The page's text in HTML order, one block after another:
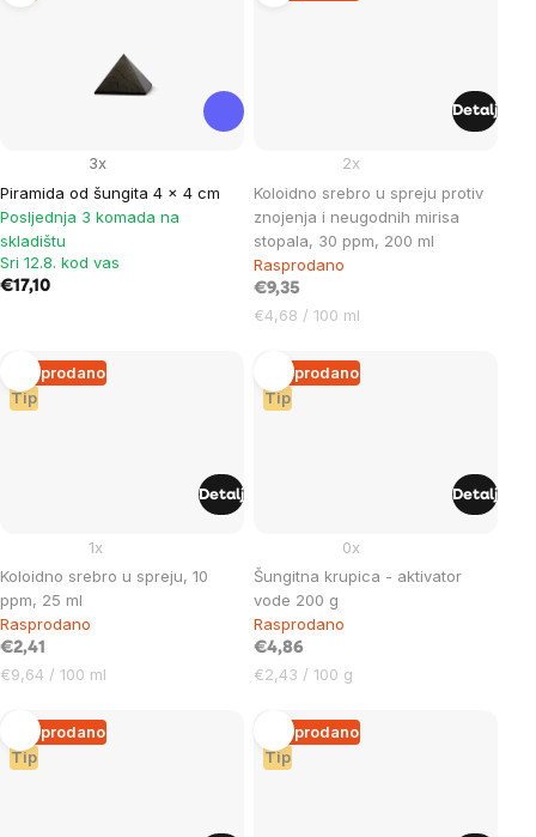
Piramida od šungita 4 x 4 cm
3x
Posljednja 3 komada na
skladištu
Sri 12.8. kod vas
€17,10
Koloidno srebro u spreju protiv
znojenja i neugodnih mirisa
stopala, 30 ppm, 200 ml
2x
Rasprodano
€9,35
Cijena
€4,68 / 100 ml
Detalj
Tip
Rasprodano
Koloidno srebro u spreju, 10
ppm, 25 ml
1x
Rasprodano
€2,41
Cijena
€9,64 / 100 ml
Detalj
Tip
Rasprodano
Šungitna krupica - aktivator
vode 200 g
0x
Rasprodano
€4,86
Cijena
€2,43 / 100 g
Detalj
Tip
Rasprodano
Tip
Rasprodano